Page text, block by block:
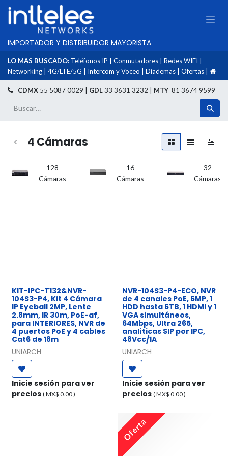
IMPORTADOR Y DISTRIBUIDOR MAYORISTA
LO MAS BUSCADO: Teléfonos IP Conmutadores Redes WIFI
Networking
4G/LTE/5G Intercom y Voceo Diademas Ofertas
CDMX 55 5087 0029 | GDL33 3631 3232 | MTY 81 3674 9599
4 Cámaras
128
Cámaras
16
Cámaras
32
Cámaras
KIT-IPC-T132&NVR-
104S3-P4, Kit 4 Cámara
IP Eyeball 2MP, Lente
2.8mm, IR 30m, PoE-af,
para INTERIORES, NVR de
4 puertos PoE y 4 cables
Cat6 de 18m
UNIARCH
Inicie sesión para ver
precios ( MX$ 0.00)
NVR-104S3-P4-ECO, NVR
de 4 canales PoE, 6MP, 1
HDD hasta 6TB, 1 HDMI y 1
VGA simultáneos,
64Mbps, Ultra 265,
analíticas SIP por IPC,
48Vcc/1A
UNIARCH
Inicie sesión para ver
precios ( MX$ 0.00)
Oferta